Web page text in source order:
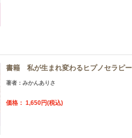
書籍 私が生まれ変わるヒプノセラピー
著者：みかんありさ
価格： 1,650円(税込)